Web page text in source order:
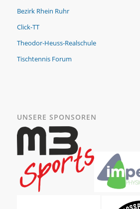
Bezirk Rhein Ruhr
Click-TT
Theodor-Heuss-Realschule
Tischtennis Forum
UNSERE SPONSOREN